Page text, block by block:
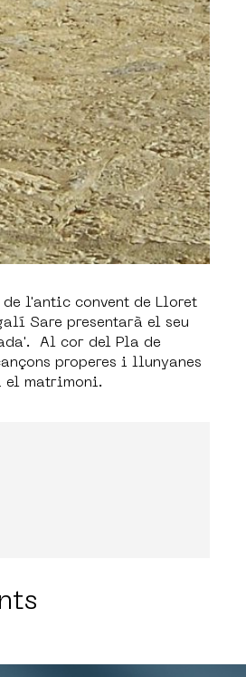
l'antic convent de Lloret
Sare presentarà el seu
Al cor del Pla de
properes i llunyanes
el matrimoni.